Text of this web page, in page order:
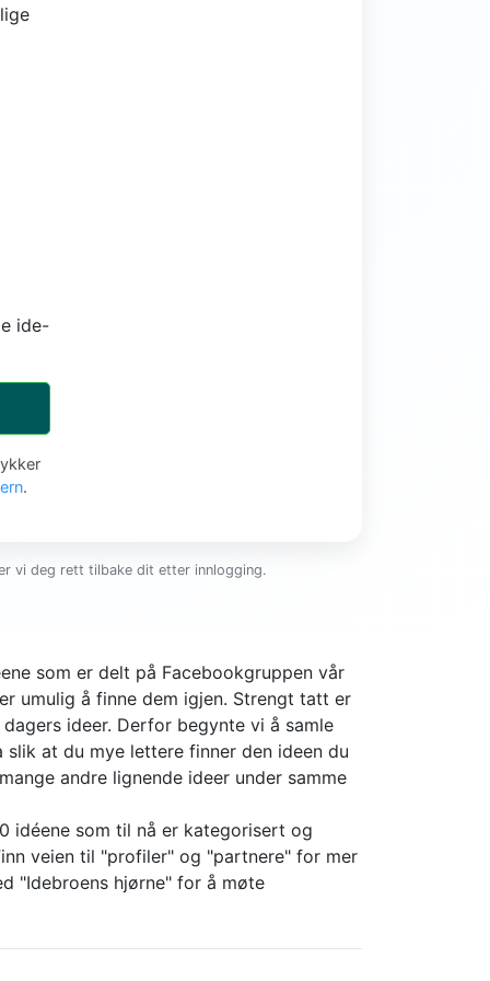
ide-
.
vi deg rett tilbake dit etter innlogging.
som er delt på Facebookgruppen vår
umulig å finne dem igjen. Strengt tatt er
ideer. Derfor begynte vi å samle
at du mye lettere finner den ideen du
andre lignende ideer under samme
idéene som til nå er kategorisert og
veien til "profiler" og "partnere" for mer
"Idebroens hjørne" for å møte